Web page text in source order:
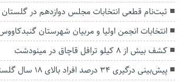
ثبت‌نام قطعی انتخابات مجلس دوازدهم در گلستان به ۱۱۲ نفر
انتخابات انجمن اولیا و مربیان شهرستان
کشف بیش از ۸ کیلو ترافل قاچاق در مینودشت
پیش‌بینی درگیری ۳۴ درصد افراد بالای ۱۸ سال گلستان با فشارخون